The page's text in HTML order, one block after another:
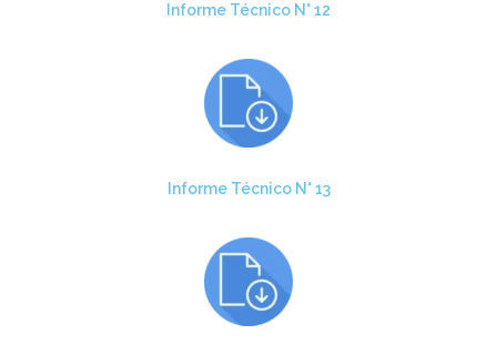
Informe Técnico N° 12
Informe Técnico N° 13